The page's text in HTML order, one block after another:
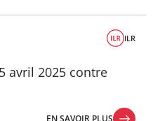
avril 2025 contre
ILR
EN SAVOIR PLUS